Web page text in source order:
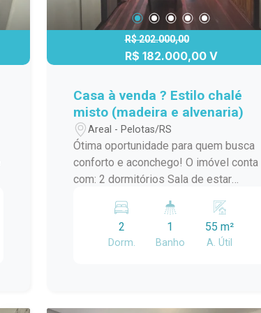
R$ 202.000,00
R$ 182.000,00 V
Casa à venda ? Estilo chalé
misto (madeira e alvenaria)
Areal - Pelotas/RS
Ótima oportunidade para quem busca
conforto e aconchego! O imóvel conta
com: 2 dormitórios Sala de estar
estilo chalé, combinando o charme da
madeira com a segurança da alvenaria ?
ideal para morar ou investir! Ambiente
2
Dorm.
1
Banho
55 m²
A. Útil